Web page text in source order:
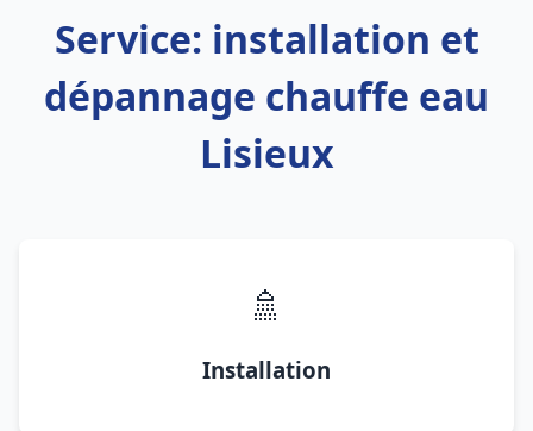
Service: installation et
dépannage chauffe eau
Lisieux
🚿
Installation